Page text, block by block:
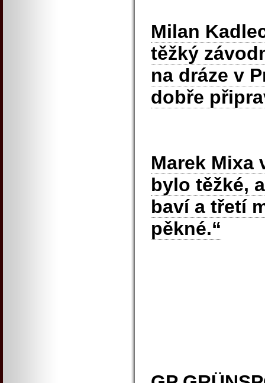
Milan
těžký
na dráze v
dobře
Marek Mixa
bylo těžké,
baví a třetí
pěkné.“